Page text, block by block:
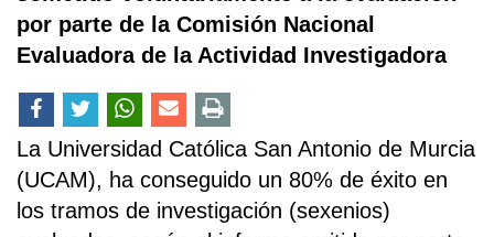
por parte de la Comisión Nacional
Evaluadora de la Actividad Investigadora
La Universidad Católica San Antonio de Murcia
(UCAM), ha conseguido un 80% de éxito en
los tramos de investigación (sexenios)